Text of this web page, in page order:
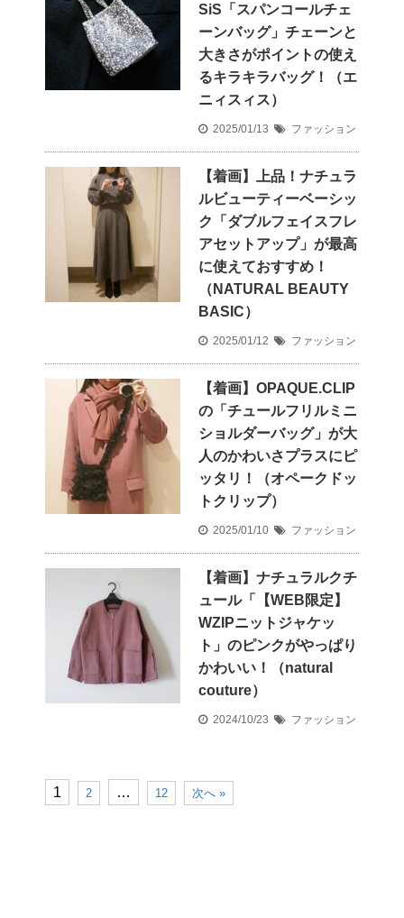
SiS「スパンコールチェ
ーンバッグ」チェーンと
大きさがポイントの使え
るキラキラバッグ！（エ
ニィスィス）
2025/01/13 ファッション
【着画】上品！ナチュラ
ルビューティーベーシッ
ク「ダブルフェイスフレ
アセットアップ」が最高
に使えておすすめ！
（NATURAL BEAUTY
BASIC）
2025/01/12 ファッション
【着画】OPAQUE.CLIP
の「チュールフリルミニ
ショルダーバッグ」が大
人のかわいさプラスにピ
ッタリ！（オペークドッ
トクリップ）
2025/01/10 ファッション
【着画】ナチュラルクチ
ュール「【WEB限定】
WZIPニットジャケッ
ト」のピンクがやっぱり
かわいい！（natural
couture）
2024/10/23 ファッション
1 2 … 12 次へ »